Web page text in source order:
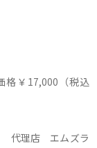
17,000（税込
代理店 エムズラ